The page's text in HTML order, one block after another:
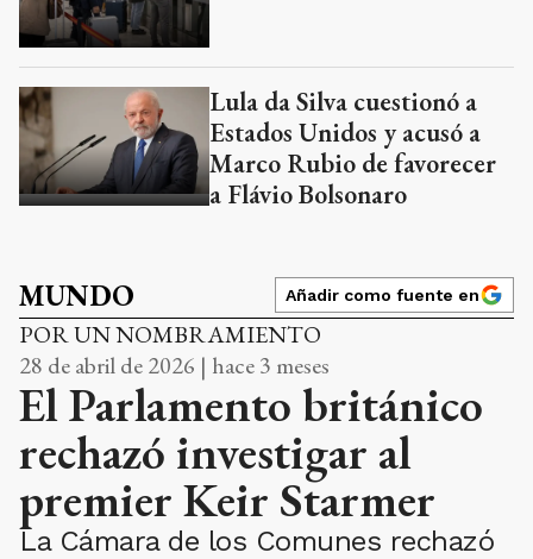
Lula da Silva cuestionó a
Estados Unidos y acusó a
Marco Rubio de favorecer
a Flávio Bolsonaro
MUNDO Añadir como fuente en
POR UN NOMBRAMIENTO
28 de abril de 2026 | hace 3 meses
El Parlamento británico
rechazó investigar al
premier Keir Starmer
La Cámara de los Comunes rechazó